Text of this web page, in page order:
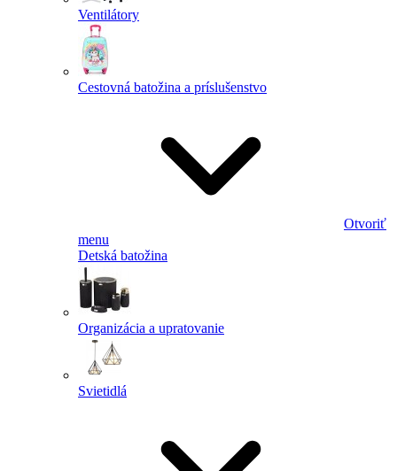
Ventilátory
Cestovná batožina a príslušenstvo
Otvoriť
menu
Detská batožina
Organizácia a upratovanie
Svietidlá